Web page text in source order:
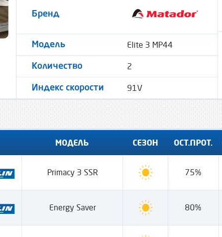
Бренд
Модель Elite 3 MP44
Количество 2
Индекс скорости 91V
МОДЕЛЬ СЕЗОН ОСТ.ПРОТ.
Primacy 3 SSR 75%
Energy Saver 80%